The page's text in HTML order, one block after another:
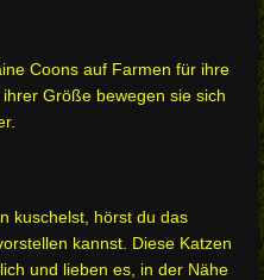
Coons auf Farmen für ihre
Größe bewegen sie sich
kuschelst, hörst du das
kannst. Diese Katzen
und lieben es, in der Nähe